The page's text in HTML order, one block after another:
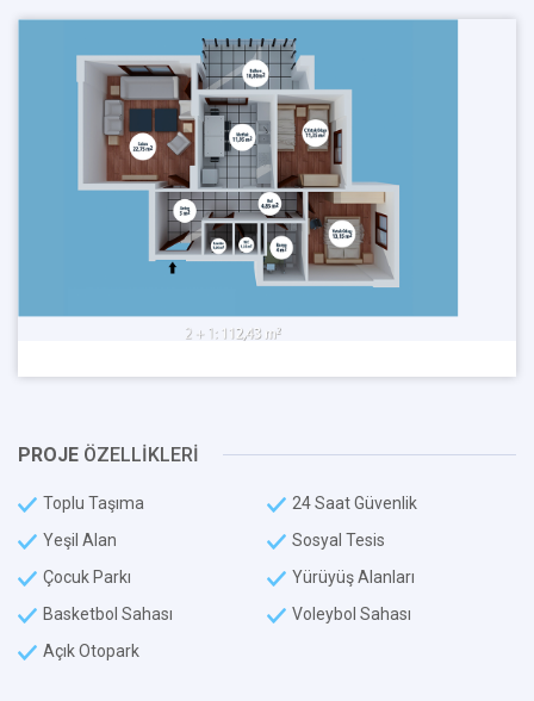
PROJE ÖZELLİKLERİ
Toplu Taşıma
24 Saat Güvenlik
Yeşil Alan
Sosyal Tesis
Çocuk Parkı
Yürüyüş Alanları
Basketbol Sahası
Voleybol Sahası
Açık Otopark